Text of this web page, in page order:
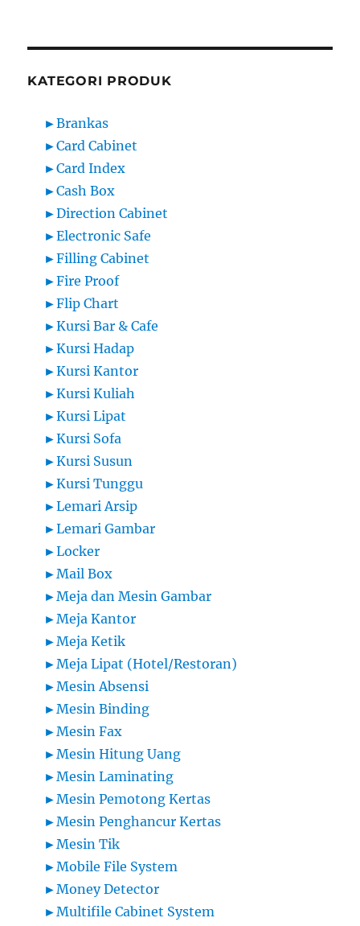
KATEGORI PRODUK
►Brankas
►Card Cabinet
►Card Index
►Cash Box
►Direction Cabinet
►Electronic Safe
►Filling Cabinet
►Fire Proof
►Flip Chart
►Kursi Bar & Cafe
►Kursi Hadap
►Kursi Kantor
►Kursi Kuliah
►Kursi Lipat
►Kursi Sofa
►Kursi Susun
►Kursi Tunggu
►Lemari Arsip
►Lemari Gambar
►Locker
►Mail Box
►Meja dan Mesin Gambar
►Meja Kantor
►Meja Ketik
►Meja Lipat (Hotel/Restoran)
►Mesin Absensi
►Mesin Binding
►Mesin Fax
►Mesin Hitung Uang
►Mesin Laminating
►Mesin Pemotong Kertas
►Mesin Penghancur Kertas
►Mesin Tik
►Mobile File System
►Money Detector
►Multifile Cabinet System